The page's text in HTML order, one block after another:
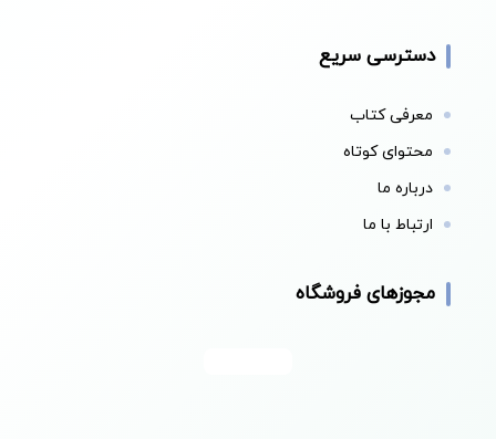
دسترسی سریع
معرفی کتاب
محتوای کوتاه
درباره ما
ارتباط با ما
مجوزهای فروشگاه